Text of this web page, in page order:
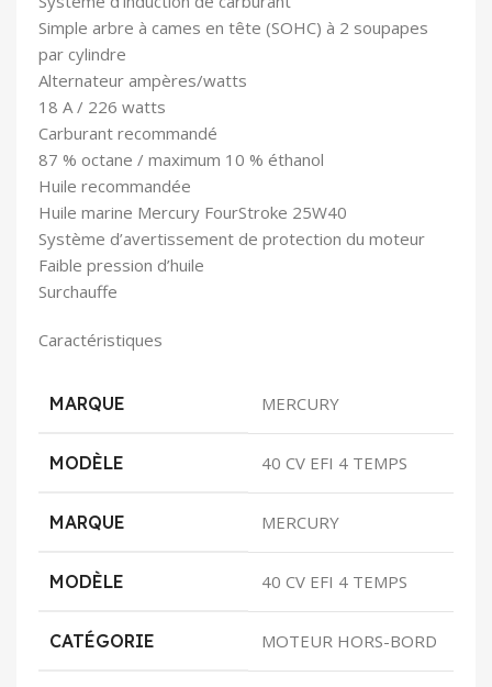
Simple arbre à cames en tête (SOHC) à 2 soupapes
par cylindre
Alternateur ampères/watts
18 A / 226 watts
Carburant recommandé
87 % octane / maximum 10 % éthanol
Huile recommandée
Huile marine Mercury FourStroke 25W40
Système d’avertissement de protection du moteur
Faible pression d’huile
Surchauffe
Caractéristiques
MARQUE MERCURY
MODÈLE 40 CV EFI 4 TEMPS
MARQUE MERCURY
MODÈLE 40 CV EFI 4 TEMPS
CATÉGORIE MOTEUR HORS-BORD